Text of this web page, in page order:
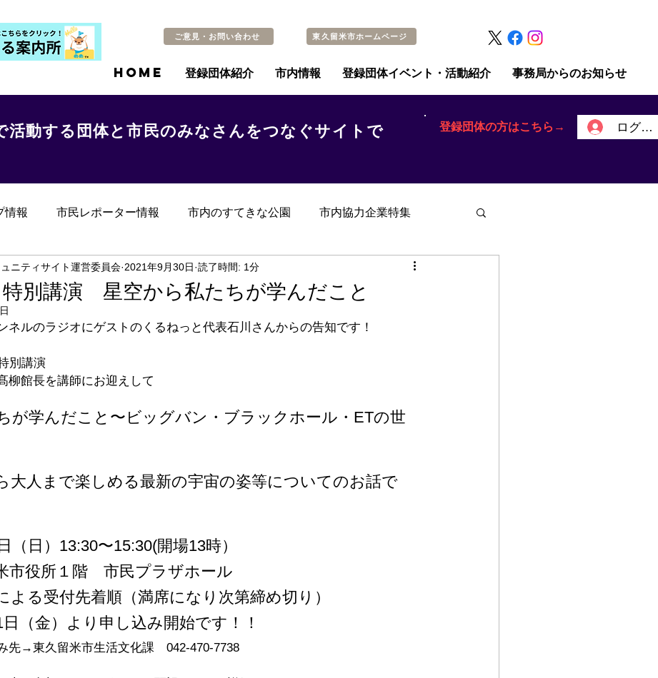
ご意見・お問い合わせ 東久留米市ホームページ
HOME 登録団体紹介 市内情報 登録団体イベント・活動紹介 事務局からのお知らせ
活動する団体と市民のみなさんをつなぐサイトで
登録団体の方はこちら→ ログイ
情報 市民レポーター情報 市内のすてきな公園 市内協力企業特集
らのお知らせ その他 過去の記事
別講演 星空から私たちが学んだこと
ニティサイト運営委員会 2021年9月30日 読了時間: 1分
ネルのラジオにゲストのくるねっと代表石川さんからの告知です！
別講演
柳館長を講師にお迎えして
が学んだこと〜ビッグバン・ブラックホール・ETの世
大人まで楽しめる最新の宇宙の姿等についてのお話で
（日）13:30〜15:30(開場13時）
市役所１階　市民プラザホール
よる受付先着順（満席になり次第締め切り）
）より申し込み開始です！！
留米市生活文化課　042-470-7738